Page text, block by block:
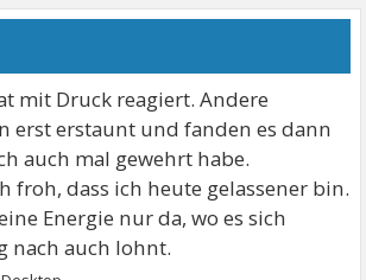
mit Druck reagiert. Andere
erst erstaunt und fanden es dann
auch mal gewehrt habe.
froh, dass ich heute gelassener bin.
Energie nur da, wo es sich
nach auch lohnt.